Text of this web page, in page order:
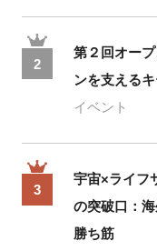
2
第２回オー
ンを支える
イベント
3
宇宙×ライフ
の突破口：
勝ち筋